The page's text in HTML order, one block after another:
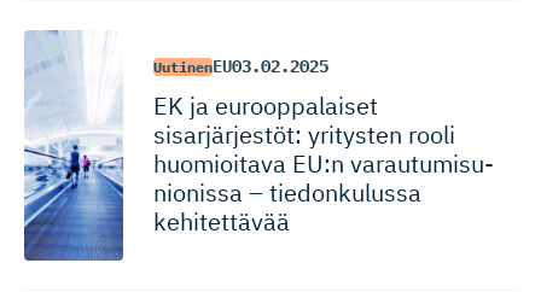
UutinenEU03.02.2025
EK ja eurooppalaiset
sisarjärjestöt: yritysten rooli
huomioitava EU:n varautumi­su­
nionissa – tiedonkulussa
kehitettävää